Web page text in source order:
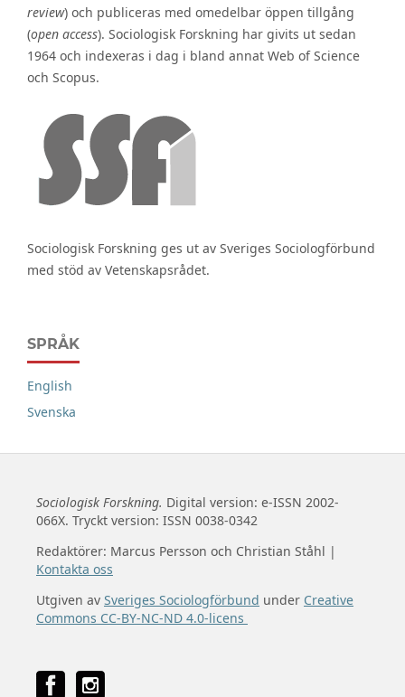
review) och publiceras med omedelbar öppen tillgång
(open access). Sociologisk Forskning har givits ut sedan
1964 och indexeras i dag i bland annat Web of Science
och Scopus.
Sociologisk Forskning ges ut av Sveriges Sociologförbund
med stöd av Vetenskapsrådet.
SPRÅK
English
Svenska
Sociologisk Forskning. Digital version: e-ISSN 2002-
066X. Tryckt version: ISSN 0038-0342
Redaktörer: Marcus Persson och Christian Ståhl |
Kontakta oss
Utgiven av Sveriges Sociologförbund under Creative
Commons CC-BY-NC-ND 4.0-licens